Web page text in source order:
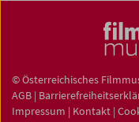
© Österreichisches
AGB |
Impressum | Kontakt |